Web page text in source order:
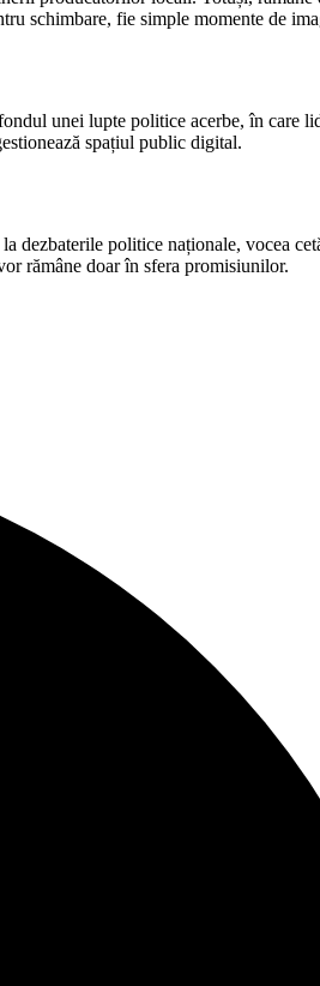
schimbare, fie simple momente de
unei lupte politice acerbe, în care
spațiul public digital.
dezbaterile politice naționale, vocea
rămâne doar în sfera promisiunilor.